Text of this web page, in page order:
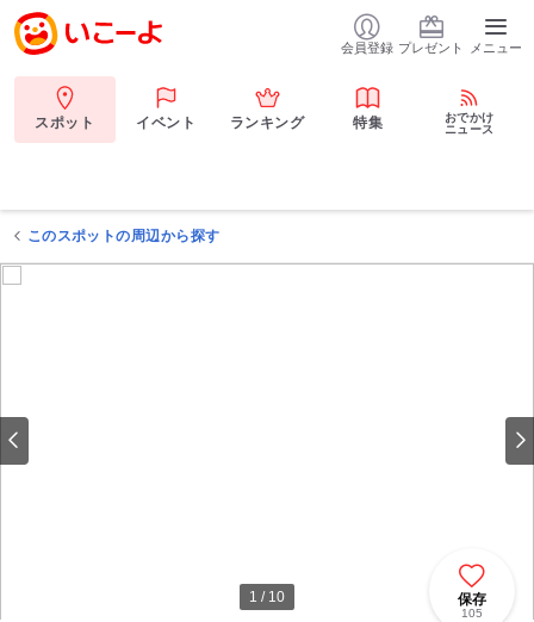
会員登録 プレゼント メニュー
スポット イベント ランキング 特集
おでかけ
ニュース
このスポットの周辺から探す
1 / 10 保存
105